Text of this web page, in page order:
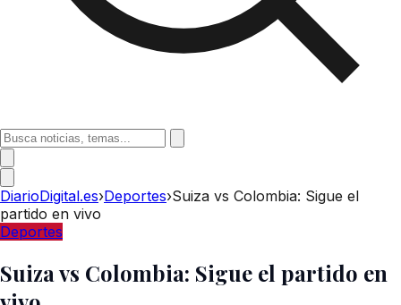
DiarioDigital.es›Deportes›Suiza vs Colombia: Sigue el
partido en vivo
Deportes
Suiza vs Colombia: Sigue el partido en